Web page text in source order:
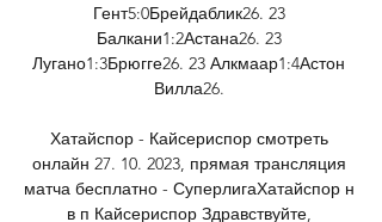
Гент5:0Брейдаблик26. 23
Балкани1:2Астана26. 23
Лугано1:3Брюгге26. 23 Алкмаар1:4Астон
Вилла26.
Хатайспор - Кайсериспор смотреть
онлайн 27. 10. 2023, прямая трансляция
матча бесплатно - СуперлигаХатайспор н
в п Кайсериспор Здравствуйте,